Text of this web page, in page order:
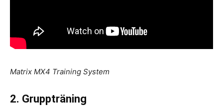
Matrix MX4 Training System
2. Gruppträning